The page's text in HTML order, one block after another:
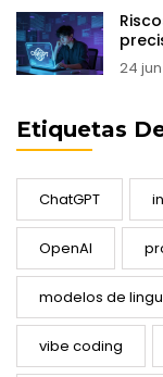
24
Etiquetas
ChatGPT
OpenAI
modelos de
vibe coding